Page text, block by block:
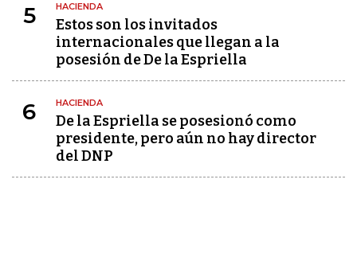
5 HACIENDA
Estos son los invitados
internacionales que llegan a la
posesión de De la Espriella
6 HACIENDA
De la Espriella se posesionó como
presidente, pero aún no hay director
del DNP